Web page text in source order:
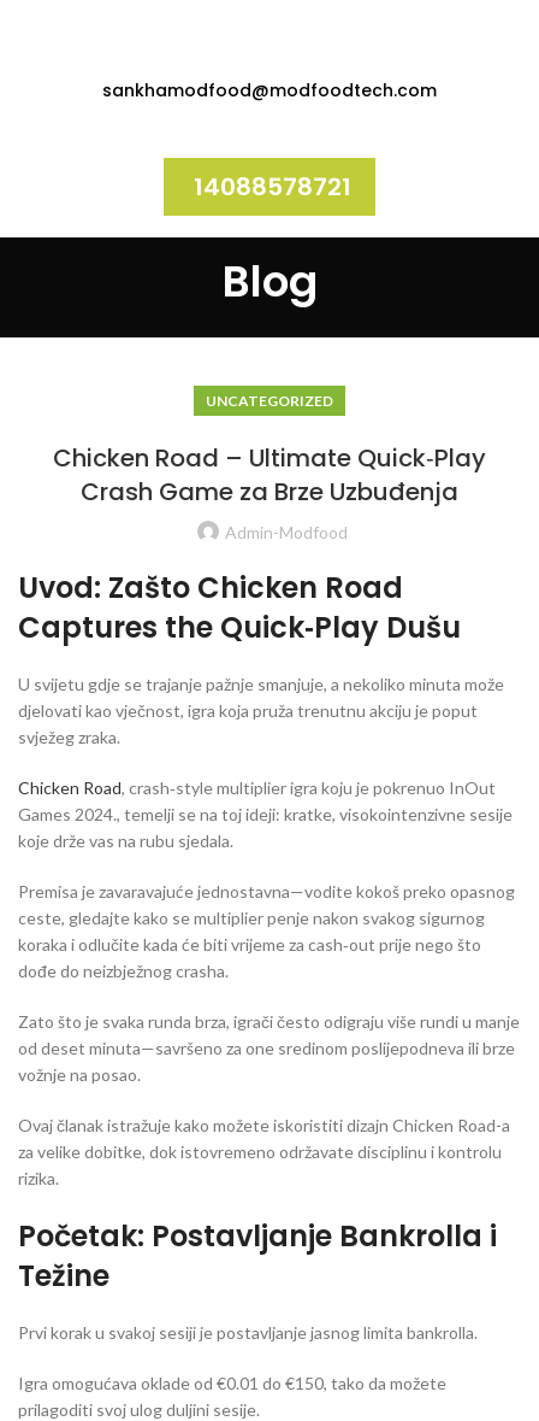
sankhamodfood@modfoodtech.com
14088578721
Blog
UNCATEGORIZED
Chicken Road – Ultimate Quick‑Play
Crash Game za Brze Uzbuđenja
Admin-Modfood
Uvod: Zašto Chicken Road
Captures the Quick‑Play Dušu
U svijetu gdje se trajanje pažnje smanjuje, a nekoliko minuta može
djelovati kao vječnost, igra koja pruža trenutnu akciju je poput
svježeg zraka.
Chicken Road, crash‑style multiplier igra koju je pokrenuo InOut
Games 2024., temelji se na toj ideji: kratke, visokointenzivne sesije
koje drže vas na rubu sjedala.
Premisa je zavaravajuće jednostavna—vodite kokoš preko opasnog
ceste, gledajte kako se multiplier penje nakon svakog sigurnog
koraka i odlučite kada će biti vrijeme za cash‑out prije nego što
dođe do neizbježnog crasha.
Zato što je svaka runda brza, igrači često odigraju više rundi u manje
od deset minuta—savršeno za one sredinom poslijepodneva ili brze
vožnje na posao.
Ovaj članak istražuje kako možete iskoristiti dizajn Chicken Road-a
za velike dobitke, dok istovremeno održavate disciplinu i kontrolu
rizika.
Početak: Postavljanje Bankrolla i
Težine
Prvi korak u svakoj sesiji je postavljanje jasnog limita bankrolla.
Igra omogućava oklade od €0.01 do €150, tako da možete
prilagoditi svoj ulog duljini sesije.